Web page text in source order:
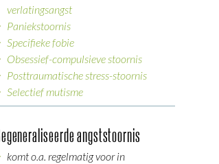
verlatingsangst
Paniekstoornis
Specifieke fobie
Obsessief-compulsieve stoornis
Posttraumatische stress-stoornis
Selectief mutisme
angststoornis
komt o.a. regelmatig voor in